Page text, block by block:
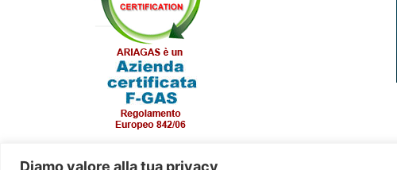
Diamo valore alla tua privacy